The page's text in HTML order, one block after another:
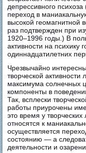
депрессивного
переход в
высокой
раз подтвержден при
1920–1996 годы.) В
активности на психику
одиннадцатилетних
Чрезвычайно
творческой
максимума солнечных
компоненты в
Так, всплески
работы приурочены
это время у
относятся к
осуществляется
состоянию — а
деятельности и